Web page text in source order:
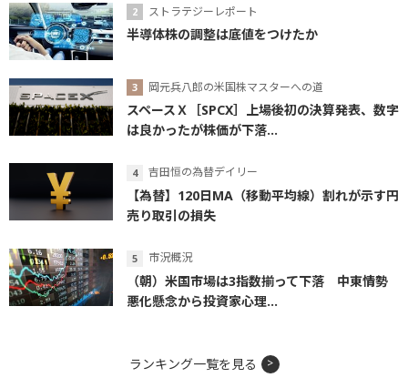
ストラテジーレポート
半導体株の調整は底値をつけたか
岡元兵八郎の米国株マスターへの道
スペースＸ［SPCX］上場後初の決算発表、数字
は良かったが株価が下落...
吉田恒の為替デイリー
【為替】120日MA（移動平均線）割れが示す円
売り取引の損失
市況概況
（朝）米国市場は3指数揃って下落 中東情勢
悪化懸念から投資家心理...
ランキング一覧を見る